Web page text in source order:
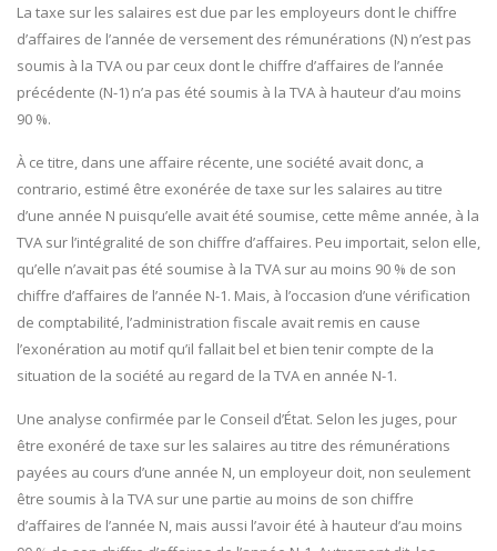
La taxe sur les salaires est due par les employeurs dont le chiffre
d’affaires de l’année de versement des rémunérations (N) n’est pas
soumis à la TVA ou par ceux dont le chiffre d’affaires de l’année
précédente (N-1) n’a pas été soumis à la TVA à hauteur d’au moins
90 %.
À ce titre, dans une affaire récente, une société avait donc, a
contrario, estimé être exonérée de taxe sur les salaires au titre
d’une année N puisqu’elle avait été soumise, cette même année, à la
TVA sur l’intégralité de son chiffre d’affaires. Peu importait, selon elle,
qu’elle n’avait pas été soumise à la TVA sur au moins 90 % de son
chiffre d’affaires de l’année N-1. Mais, à l’occasion d’une vérification
de comptabilité, l’administration fiscale avait remis en cause
l’exonération au motif qu’il fallait bel et bien tenir compte de la
situation de la société au regard de la TVA en année N-1.
Une analyse confirmée par le Conseil d’État. Selon les juges, pour
être exonéré de taxe sur les salaires au titre des rémunérations
payées au cours d’une année N, un employeur doit, non seulement
être soumis à la TVA sur une partie au moins de son chiffre
d’affaires de l’année N, mais aussi l’avoir été à hauteur d’au moins